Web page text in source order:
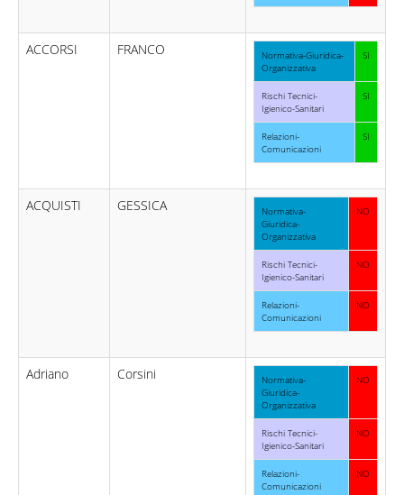
ACCORSI FRANCO
Normativa-Giuridica-
Organizzativa
SI
Rischi Tecnici-
Igienico-Sanitari
SI
Relazioni-
Comunicazioni
SI
ACQUISTI GESSICA
Normativa-
Giuridica-
Organizzativa
NO
Rischi Tecnici-
Igienico-Sanitari
NO
Relazioni-
Comunicazioni
NO
Adriano Corsini
Normativa-
Giuridica-
Organizzativa
NO
Rischi Tecnici-
Igienico-Sanitari
NO
Relazioni-
Comunicazioni
NO